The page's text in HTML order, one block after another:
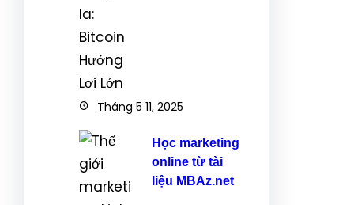
Tháng 5 11, 2025
Học marketing
online từ tài
liệu MBAz.net